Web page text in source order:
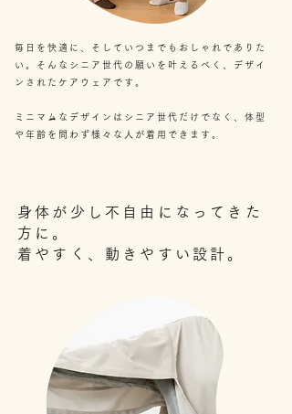
毎日を快適に、そしていつまでもおしゃれでありた
い。そんなシニア世代の願いを叶えるべく、デザイ
ンされたケアウェアです。
ミニマムなデザインはシニア世代だけでなく、体型
や年齢を問わず様々な人が着用できます。
身体が少し不自由になってきた
方に。
着やすく、動きやすい設計。